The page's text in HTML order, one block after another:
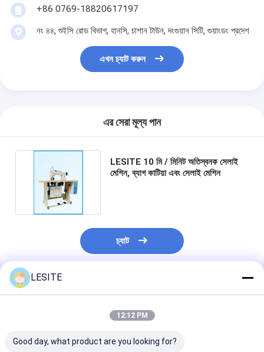
পকেট ফিল্টার তৈরির মেশিন
আধা স্বয়ংক্রিয় রাইভটিং মেশিন
শীতাতপনিয়ন্ত্রণ হেপা ফিল্টার
এয়ার পিউরিফায়ার ফিল্টার
অরিগামি ভাঁজ মেশিন
+86 0769-18820617197
নং ৪৪, শুইসি রোড বিভাগ, হানসি, চাশান টাউন, দংগুয়ান সিটি, গুয়াংডং প্রদেশ
এখন চ্যাট করুন
এর সেরা মূল্য পান
LESITE 10 মি / মিনিট অতিস্বনক সেলাই
মেশিন, ব্যাগ কাটিয়া এবং সেলাই মেশিন
চ্যাট
প্রস্তাবিত পণ্য
LESITE
12:12 PM
Good day, what product are you looking for?